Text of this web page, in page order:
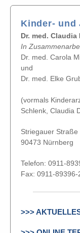
Kinder- und
Dr. med. Claudia
In
Dr. med. Carola
und
Dr. med. Elke
(vormals
Schlenk, Claudia
Striegauer Straße
90473 Nürnberg
Telefon: 0911-
Fax: 0911-89396-
>>>